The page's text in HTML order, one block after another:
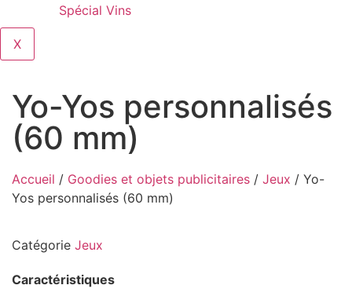
Spécial Vins
X
Yo-Yos personnalisés
(60 mm)
Accueil / Goodies et objets publicitaires / Jeux / Yo-
Yos personnalisés (60 mm)
Catégorie Jeux
Caractéristiques